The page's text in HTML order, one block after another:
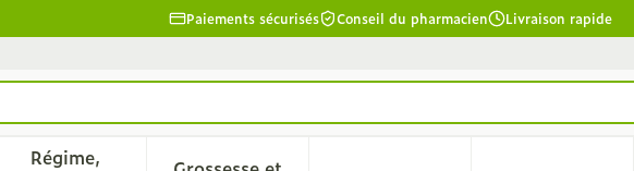
Paiements sécurisés Conseil du pharmacien Livraison rapide
Régime,